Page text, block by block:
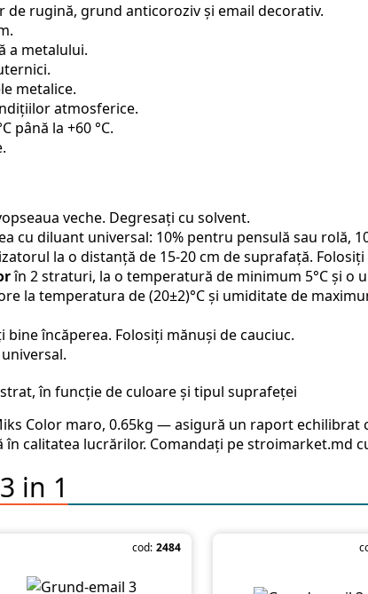
de rugină, grund anticoroziv și email decorativ.
a metalului.
metalice.
atmosferice.
până la +60 °C.
veche. Degresați cu solvent.
cu diluant universal: 10% pentru pensulă sau rolă,
la o distanță de 15-20 cm de suprafață.
în 2 straturi, la o temperatură de minimum 5°C și o
la temperatura de (20±2)°C și umiditate de
încăperea. Folosiți mănuși de cauciuc.
în funcție de culoare și tipul suprafeței
Color maro, 0.65kg — asigură un raport
calitatea lucrărilor. Comandați pe stroimarket.md
in 1
cod: 2484